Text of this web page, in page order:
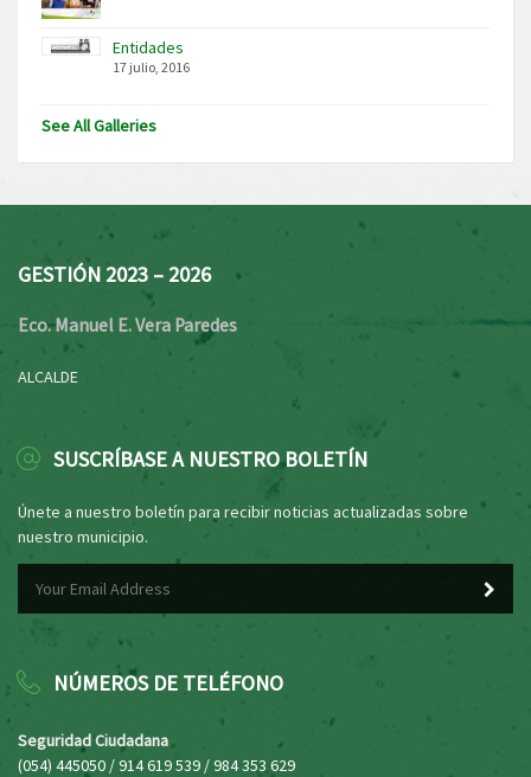
Entidades
17 julio, 2016
See All Galleries
GESTIÓN 2023 – 2026
Eco. Manuel E. Vera Paredes
ALCALDE
SUSCRÍBASE A NUESTRO BOLETÍN
Únete a nuestro boletín para recibir noticias actualizadas sobre
nuestro municipio.
NÚMEROS DE TELÉFONO
Seguridad Ciudadana
(054) 445050 / 914 619 539 / 984 353 629